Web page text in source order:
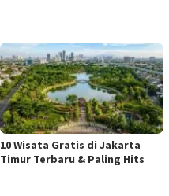
10 Wisata Gratis di Jakarta
Timur Terbaru & Paling Hits